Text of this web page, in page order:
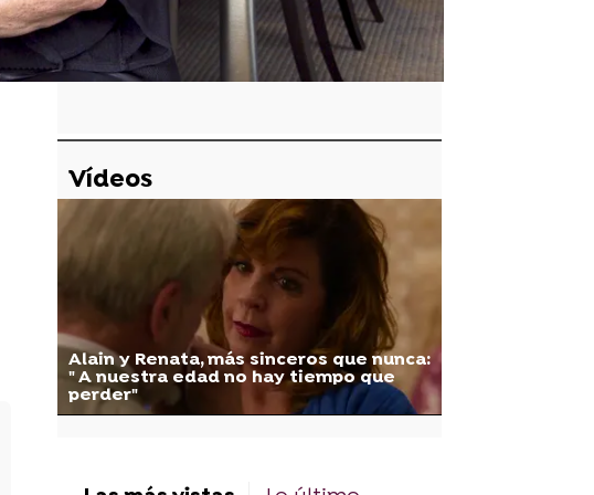
Vídeos
Alain y Renata, más sinceros que nunca:
" A nuestra edad no hay tiempo que
perder"